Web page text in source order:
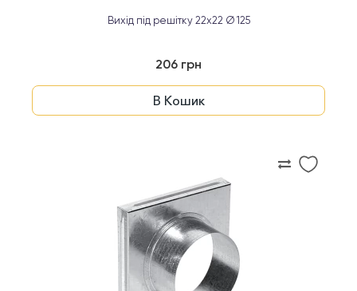
Вихід під решітку 22x22 Ø 125
206 грн
В Кошик